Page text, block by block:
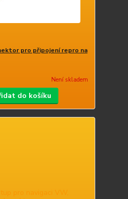
pro připojení repro na
Není skladem
do košíku